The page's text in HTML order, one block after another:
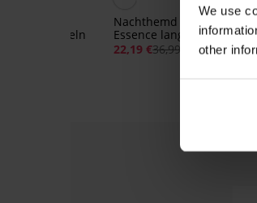
We use
other
kurzen Ärmeln
Nachthemd Signature
Essence lang
22,19 €36,99 €